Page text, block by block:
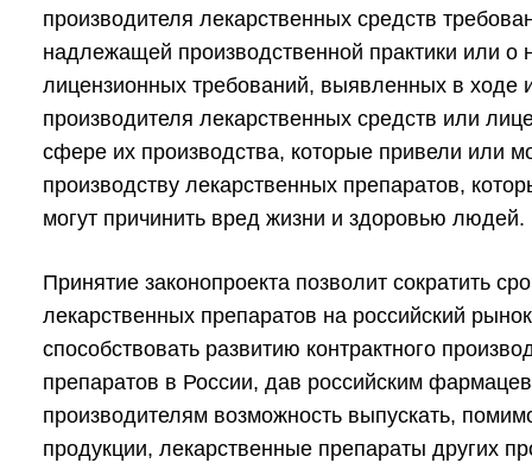
производителя лекарственных средств
надлежащей производственной практики или о
лицензионных требований, выявленных в ходе
производителя лекарственных средств или
сфере их производства, которые привели или
производству лекарственных препаратов,
могут причинить вред жизни и здоровью людей.
Принятие законопроекта позволит сократить
лекарственных препаратов на российский
способствовать развитию контрактного
препаратов в России, дав российским
производителям возможность выпускать,
продукции, лекарственные препараты других